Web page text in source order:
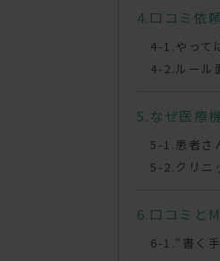
口コミ依
やって
ルール
なぜ医療
患者さ
クリニ
口コミと
“書く